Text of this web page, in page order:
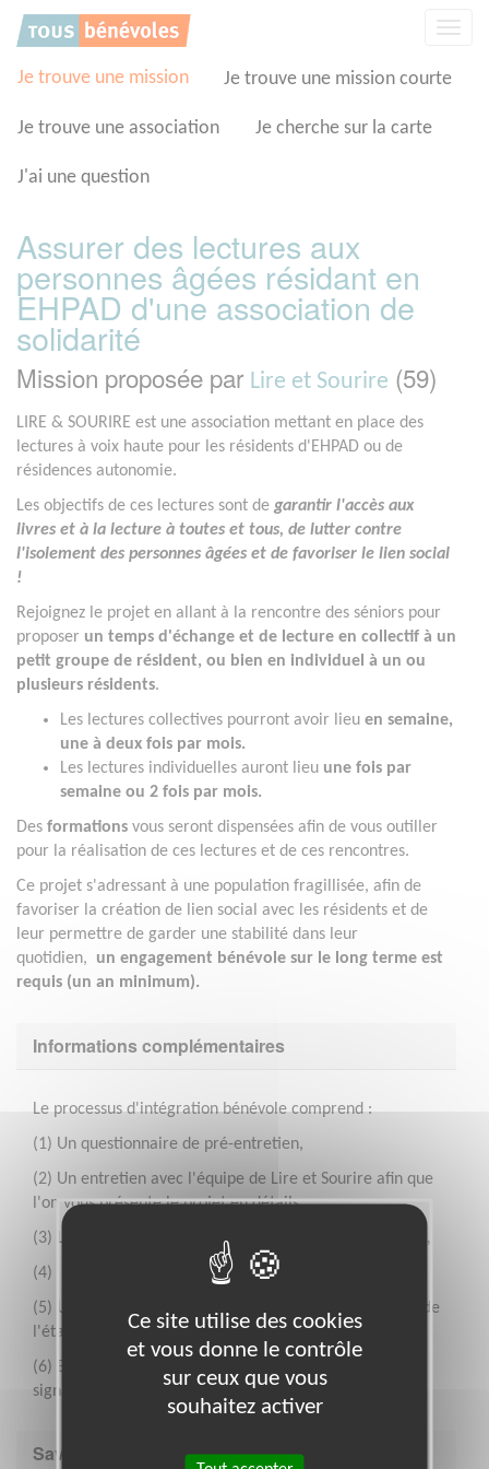
Je trouve une mission Je trouve une mission courte
Je trouve une association Je cherche sur la carte
J'ai une question
Assurer des lectures aux
personnes âgées résidant en
EHPAD d'une association de
solidarité
Mission proposée par Lire et Sourire (59)
LIRE & SOURIRE est une association mettant en place des
lectures à voix haute pour les résidents d'EHPAD ou de
résidences autonomie.
Les objectifs de ces lectures sont de garantir l'accès aux
livres et à la lecture à toutes et tous, de lutter contre
l'isolement des personnes âgées et de favoriser le lien social
!
Rejoignez le projet en allant à la rencontre des séniors pour
proposer un temps d'échange et de lecture en collectif à un
petit groupe de résident, ou bien en individuel à un ou
plusieurs résidents.
Les lectures collectives pourront avoir lieu en semaine,
une à deux fois par mois.
Les lectures individuelles auront lieu une fois par
semaine ou 2 fois par mois.
Des formations vous seront dispensées afin de vous outiller
pour la réalisation de ces lectures et de ces rencontres.
Ce projet s'adressant à une population fragillisée, afin de
favoriser la création de lien social avec les résidents et de
leur permettre de garder une stabilité dans leur
quotidien,
un engagement bénévole sur le long terme est
requis (un an minimum).
Informations complémentaires
Le processus d'intégration bénévole comprend :
(1) Un questionnaire de pré-entretien,
(2) Un entretien avec l'équipe de Lire et Sourire afin que
l'on vous présente le projet en détails,
(3) La possibilité de participer à une lecture découverte,
(4) La participation à une formation,
(5) Une première rencontre avec l'équipe d'animation de
l'établissement.
(6) Enfin, les lectures peuvent commencer après
signature de notre charte bénévole !
Savoir être & compétences
Panneau de gestion des cookies
Ce site utilise des cookies
et vous donne le contrôle
sur ceux que vous
souhaitez activer